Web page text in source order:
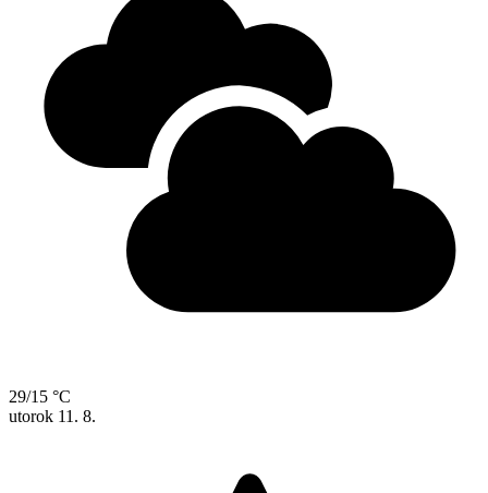
29/15 °C
utorok 11. 8.